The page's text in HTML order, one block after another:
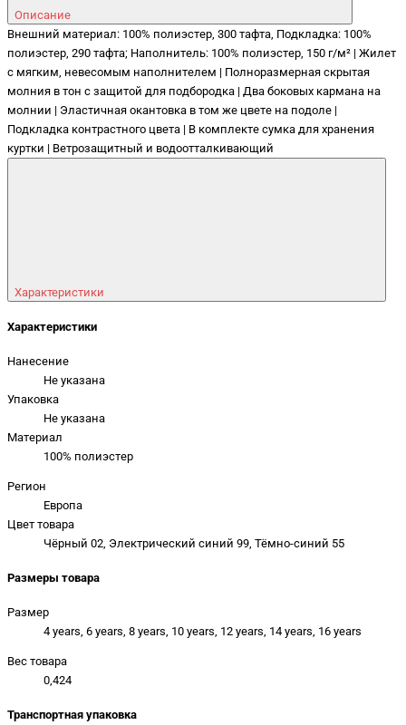
Описание
Внешний материал: 100% полиэстер, 300 тафта, Подкладка: 100%
полиэстер, 290 тафта; Наполнитель: 100% полиэстер, 150 г/м² | Жилет
с мягким, невесомым наполнителем | Полноразмерная скрытая
молния в тон с защитой для подбородка | Два боковых кармана на
молнии | Эластичная окантовка в том же цвете на подоле |
Подкладка контрастного цвета | В комплекте сумка для хранения
куртки | Ветрозащитный и водоотталкивающий
Характеристики
Характеристики
Нанесение
Не указана
Упаковка
Не указана
Материал
100% полиэстер
Регион
Европа
Цвет товара
Чёрный 02, Электрический синий 99, Тёмно-синий 55
Размеры товара
Размер
4 years, 6 years, 8 years, 10 years, 12 years, 14 years, 16 years
Вес товара
0,424
Транспортная упаковка